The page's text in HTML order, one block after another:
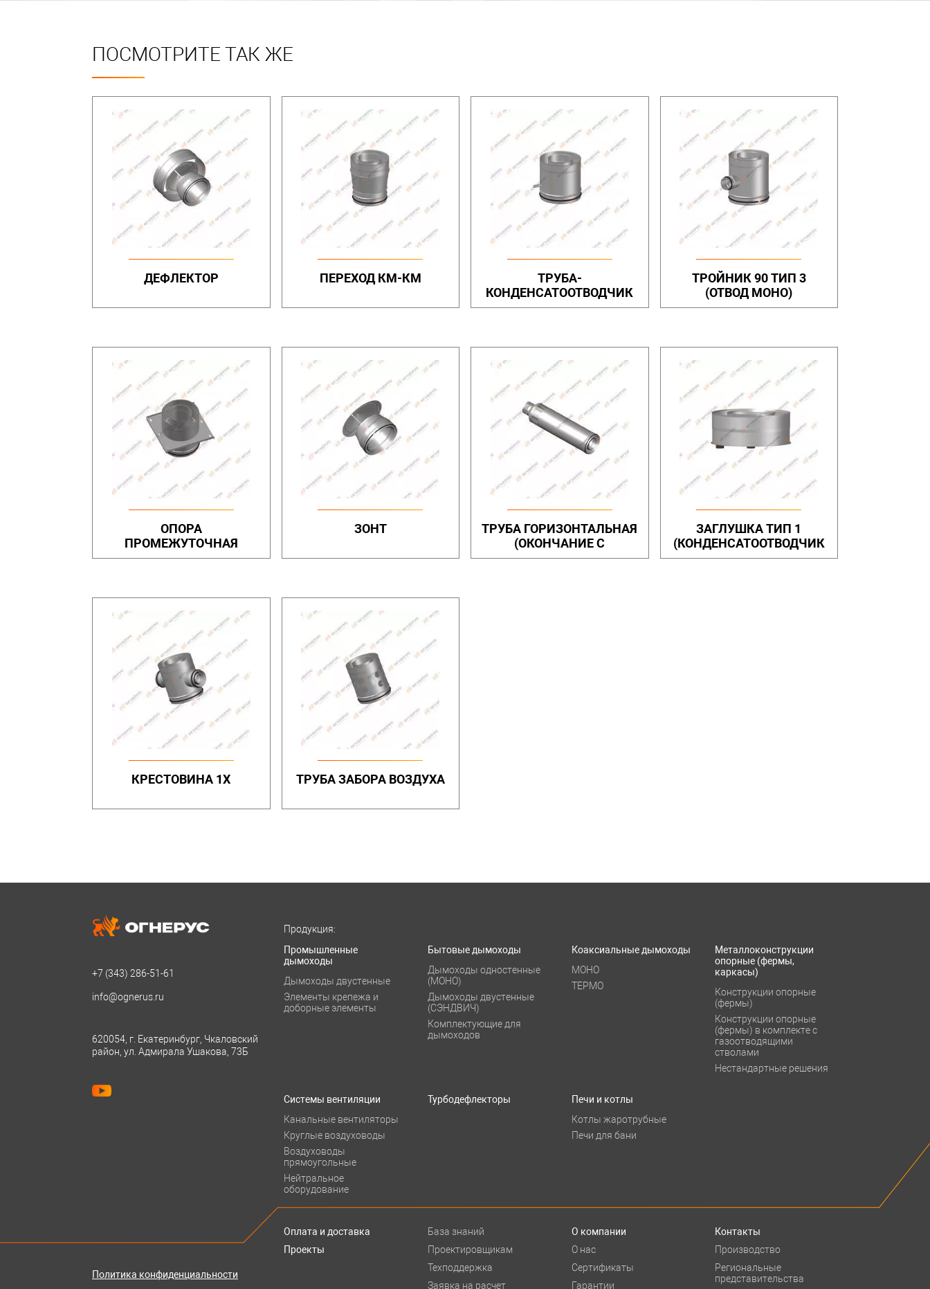
ПОСМОТРИТЕ ТАК ЖЕ
ДЕФЛЕКТОР ПЕРЕХОД КМ-КМ
ТРУБА-
КОНДЕНСАТООТВОДЧИК
ТРОЙНИК 90 ТИП 3
(ОТВОД МОНО)
ОПОРА
ПРОМЕЖУТОЧНАЯ
ЗОНТ
ТРУБА ГОРИЗОНТАЛЬНАЯ
(ОКОНЧАНИЕ С
ОТВЕРСТИЯМИ)
ЗАГЛУШКА ТИП 1
(КОНДЕНСАТООТВОДЧИК
ВЕРТ.)
КРЕСТОВИНА 1Х ТРУБА ЗАБОРА ВОЗДУХА
+7 (343) 286-51-61
info@ognerus.ru
620054, г. Екатеринбург, Чкаловский
район, ул. Адмирала Ушакова, 73Б
Продукция:
Промышленные
дымоходы
Дымоходы двустенные
Элементы крепежа и
доборные элементы
Бытовые дымоходы
Дымоходы одностенные
(МОНО)
Дымоходы двустенные
(СЭНДВИЧ)
Комплектующие для
дымоходов
Коаксиальные дымоходы
МОНО
ТЕРМО
Металлоконструкции
опорные (фермы,
каркасы)
Конструкции опорные
(фермы)
Конструкции опорные
(фермы) в комплекте с
газоотводящими
стволами
Нестандартные решения
Системы вентиляции
Канальные вентиляторы
Круглые воздуховоды
Воздуховоды
прямоугольные
Нейтральное
оборудование
Турбодефлекторы
Печи и котлы
Котлы жаротрубные
Печи для бани
Политика конфиденциальности
Оплата и доставка
Проекты
База знаний
Проектировщикам
Техподдержка
Заявка на расчет
О компании
О нас
Сертификаты
Гарантии
Контакты
Производство
Региональные
представительства